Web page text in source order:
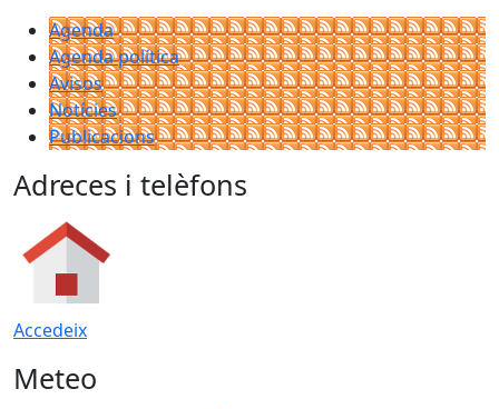
Agenda
Agenda política
Avisos
Notícies
Publicacions
Adreces i telèfons
Accedeix
Meteo